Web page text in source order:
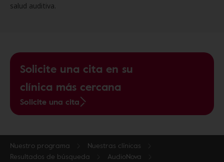
salud auditiva.
Solicite una cita en su
clínica más cercana
Solicite una cita
Nuestro programa
Nuestras clínicas
Resultados de búsqueda
AudioNova